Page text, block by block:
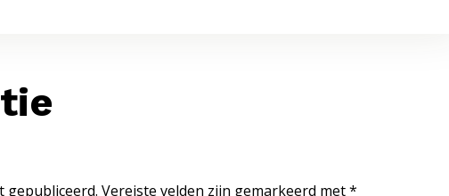
gepubliceerd. Vereiste velden zijn gemarkeerd met*